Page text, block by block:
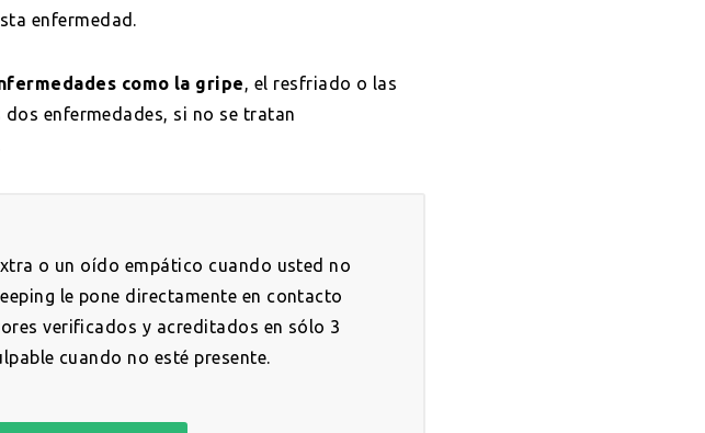
enfermedad.
como la gripe, el resfriado o las
enfermedades, si no se tratan
o un oído empático cuando usted no
le pone directamente en contacto
verificados y acreditados en sólo 3
cuando no esté presente.